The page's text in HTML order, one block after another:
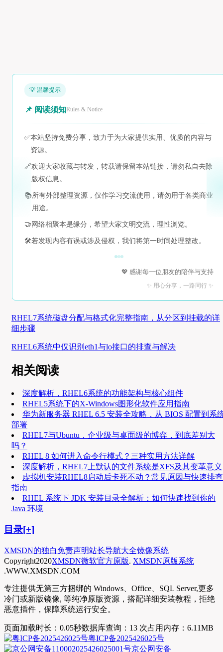
💡 温馨提示
📌 阅读须知Rules & Notice
✅本站坚持免费分享，致力于为大家提供实用、优质的内容与
资源。
🔗欢迎大家收藏与转发，转载请保留本站链接，请勿私自去除
版权信息。
📚所有外部整理资源，仅作学习交流使用，请勿用于各类商业
用途。
🤝 网络相聚本是缘分，希望大家文明交流，理性浏览。
🛠️若发现内容有误或涉及侵权，我们将第一时间处理整改。
💖 感谢每一位朋友的陪伴与支持
✨ 用心分享，一路同行 ✨
RHEL7系统磁盘分配与格式化完整指南，从分区到挂载的详
细步骤
RHEL6系统中仅识别eth1与lo接口的排查与解决
相关阅读
深度解析，RHEL6系统的功能架构与核心组件
RHEL5系统下的X-Windows图形化软件应用指南
华为新服务器 RHEL 6.5 安装全攻略，从 BIOS 配置到系
部署
RHEL7与Ubuntu，企业级与桌面级的博弈，到底差别大
吗？
RHEL 8 如何进入命令行模式？三种实用方法详解
深度解析，RHEL7上默认的文件系统是XFS及其变革意义
虚拟机安装RHEL8启动后卡死不动？常见原因与快速排查
指南
RHEL 系统下 JDK 安装目录全解析：如何快速找到你的
Java 环境
目录[+]
XMSDN的独白免责声明站长导航大全镜像系统
Copyright2020XMSDN微软官方原版. XMSDN原版系统
.WWW.XMSDN.COM
专注提供无第三方捆绑的 Windows、Office、SQL Server,更多
冷门或新版镜像, 等纯净原版资源，搭配详细安装教程，拒绝
恶意插件，保障系统运行安全。
页面加载时长：0.05秒数据库查询：13 次占用内存：6.11MB
粤ICP备2025426025号
京公网安备